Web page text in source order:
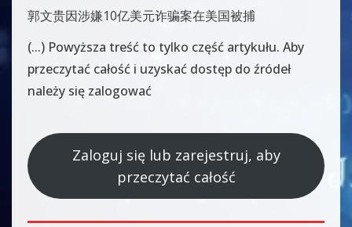
郭文贵因涉嫌10亿美元诈骗案在美国被捕
(...) Powyższa treść to tylko część artykułu. Aby
przeczytać całość i uzyskać dostęp do źródeł
należy się zalogować
Zaloguj się lub zarejestruj, aby
przeczytać całość